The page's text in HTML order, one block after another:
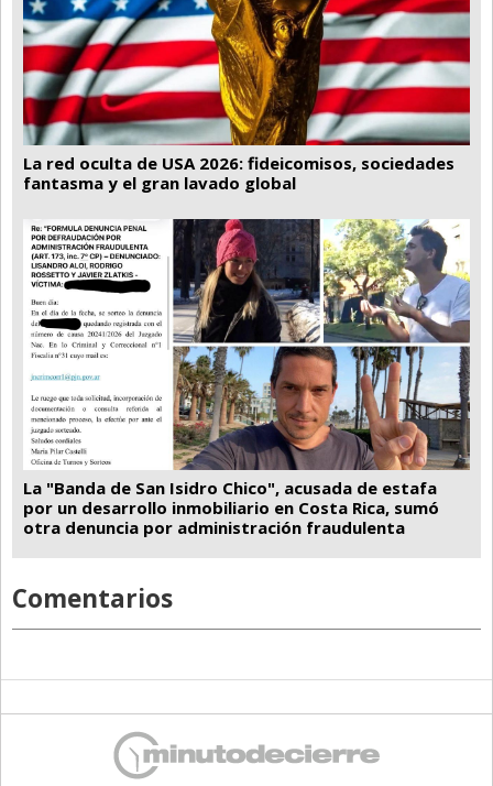
La red oculta de USA 2026: fideicomisos, sociedades
fantasma y el gran lavado global
La "Banda de San Isidro Chico", acusada de estafa
por un desarrollo inmobiliario en Costa Rica, sumó
otra denuncia por administración fraudulenta
Comentarios